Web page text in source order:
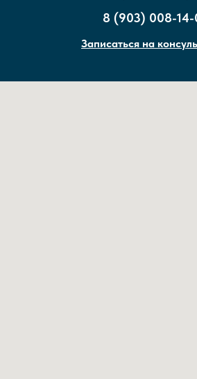
8 (903) 008-14-
Записаться на